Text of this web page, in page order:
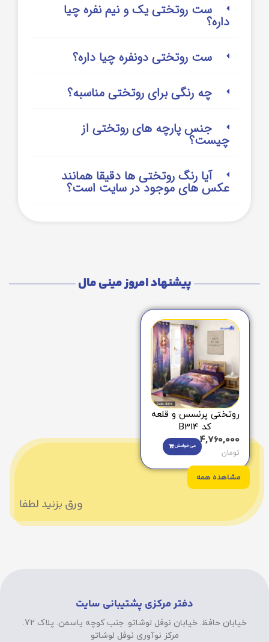
ست روتختی یک و نیم نفره چیا
داره؟
ست روتختی دونفره چیا داره؟
چه رنگی برای روتختی مناسبه؟
جنس پارچه های روتختی از
چیست؟
آیا رنگ روتختی ها دقیقا همانند
عکس های موجود در سایت است؟
پیشنهاد امروز مینی مال
روتختی پرنسس و قلعه
کد B314
4,760,000
تومان
می‌خوامش
مشاهده همه
ورق بزنید لطفا
دفتر مرکزی پشتیبانی سایت
خیابان حافظ. خیابان نوفل لوشاتو. جنب کوچه یاسمن. پلاک 72.
مرکز نوآوری نوفل لوشاتو